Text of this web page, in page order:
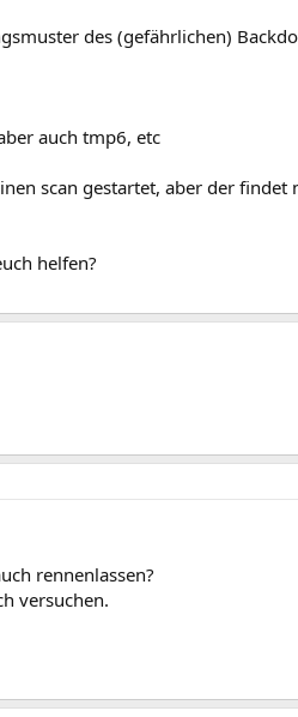
des (gefährlichen)
auch tmp6, etc
scan gestartet, aber der
helfen?
rennenlassen?
versuchen.